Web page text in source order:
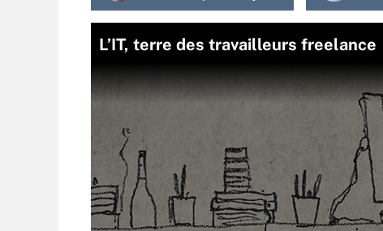
L’IT, terre des travailleurs freelance